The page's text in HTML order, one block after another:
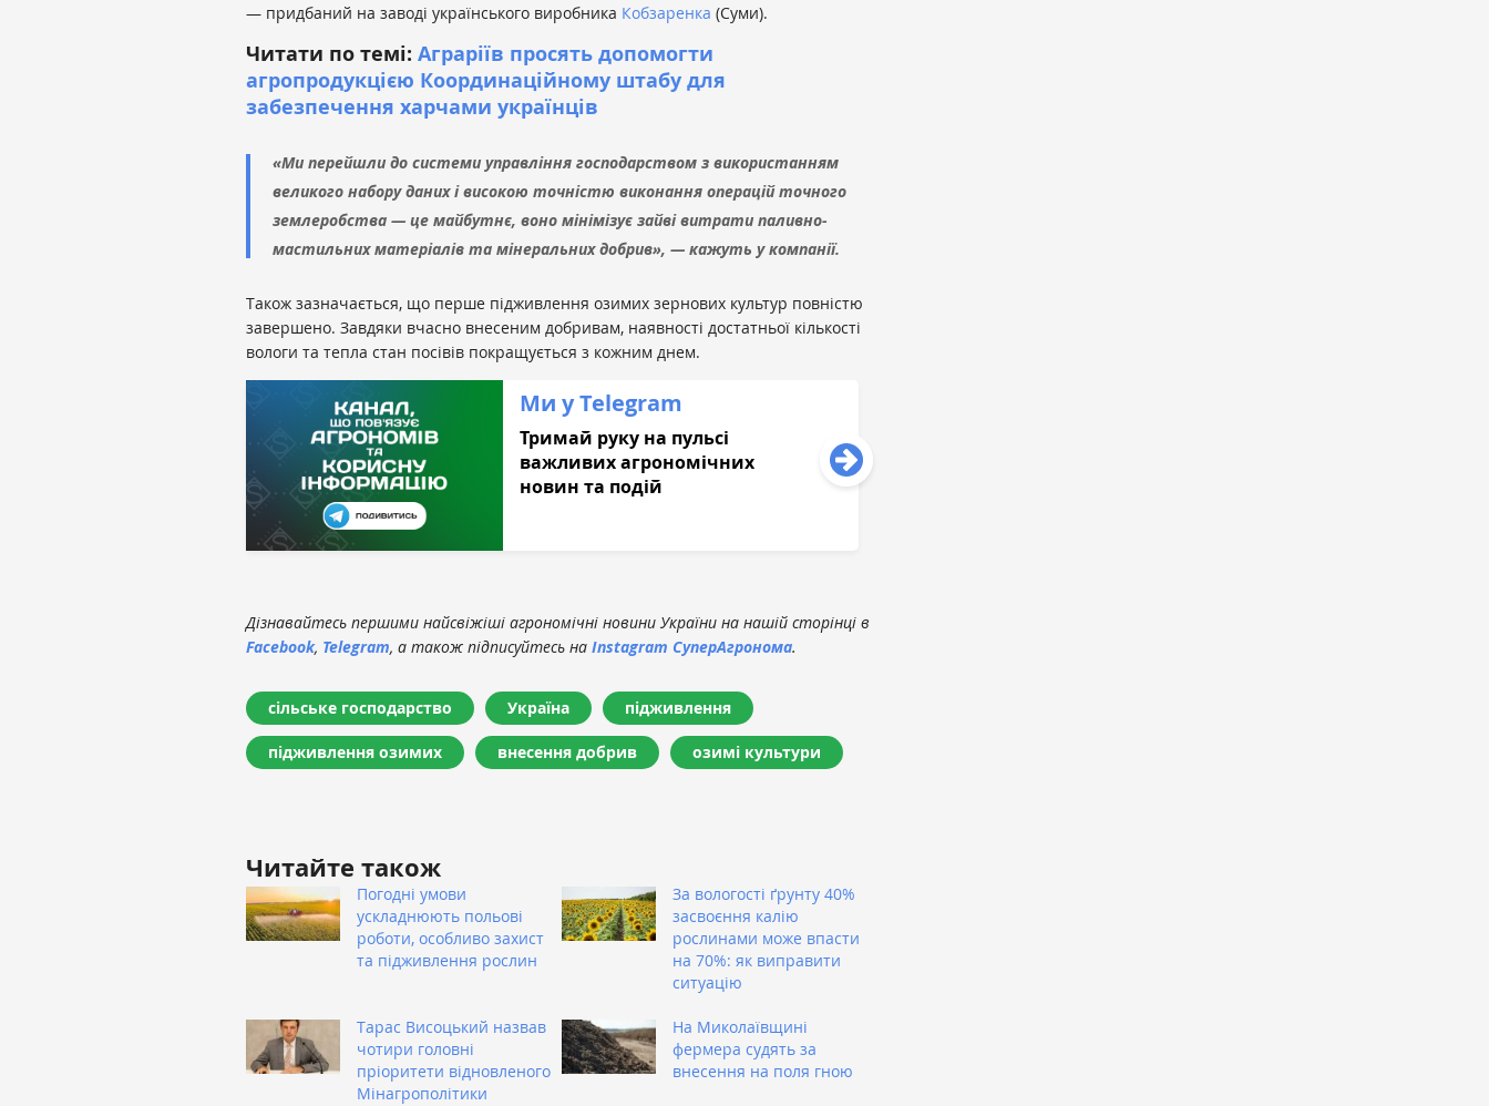
— придбаний на заводі українського виробника Кобзаренка (Суми).
Читати по темі: Аграріїв просять допомогти
агропродукцією Координаційному штабу для
забезпечення харчами українців
«Ми перейшли до системи управління господарством з використанням
великого набору даних і високою точністю виконання операцій точного
землеробства — це майбутнє, воно мінімізує зайві витрати паливно-
мастильних матеріалів та мінеральних добрив», — кажуть у компанії.
Також зазначається, що перше підживлення озимих зернових культур повністю
завершено. Завдяки вчасно внесеним добривам, наявності достатньої кількості
вологи та тепла стан посівів покращується з кожним днем.
Ми у Telegram
Тримай руку на пульсі
важливих агрономічних
новин та подій
Дізнавайтесь першими найсвіжіші агрономічні новини України на нашій сторінці в
Facebook, Telegram, а також підписуйтесь на Instagram СуперАгронома.
сільське господарство Україна підживлення
підживлення озимих внесення добрив озимі культури
Читайте також
Погодні умови
ускладнюють польові
роботи, особливо захист
та підживлення рослин
За вологості ґрунту 40%
засвоєння калію
рослинами може впасти
на 70%: як виправити
ситуацію
Тарас Висоцький назвав
чотири головні
пріоритети відновленого
Мінагрополітики
На Миколаївщині
фермера судять за
внесення на поля гною